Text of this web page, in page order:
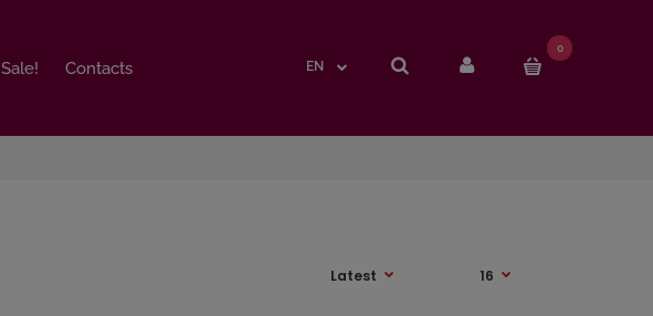
Sale! Contacts EN
0
Sale! Contacts EN
0